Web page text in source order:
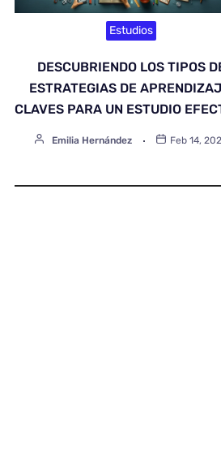
Estudios
DESCUBRIENDO LOS TIPOS
ESTRATEGIAS DE
CLAVES PARA UN ESTUDIO
Emilia Hernández Feb 14,